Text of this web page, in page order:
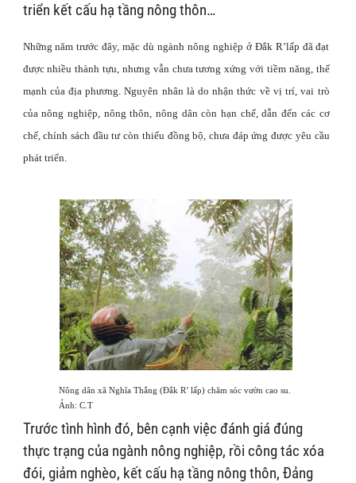
triển kết cấu hạ tầng nông thôn…
Những năm trước đây, mặc dù ngành nông nghiệp ở Đắk R’lấp đã đạt
được nhiều thành tựu, nhưng vẫn chưa tương xứng với tiềm năng, thế
mạnh của địa phương. Nguyên nhân là do nhận thức về vị trí, vai trò
của nông nghiệp, nông thôn, nông dân còn hạn chế, dẫn đến các cơ
chế, chính sách đầu tư còn thiếu đồng bộ, chưa đáp ứng được yêu cầu
phát triển.
Nông dân xã Nghĩa Thắng (Đắk R’ lấp) chăm sóc vườn cao su.
Ảnh: C.T
Trước tình hình đó, bên cạnh việc đánh giá đúng
thực trạng của ngành nông nghiệp, rồi công tác xóa
đói, giảm nghèo, kết cấu hạ tầng nông thôn, Đảng